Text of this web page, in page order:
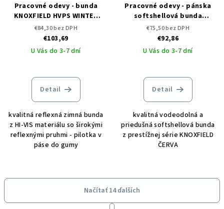
Pracovné odevy - bunda
KNOXFIELD HVPS WINTER
PILOT CERVA
€84,30 bez DPH
€103,69
U Vás do 3-7 dní
Detail
kvalitná reflexná zimná bunda
z HI-VIS materiálu so širokými
reflexnými pruhmi - pilotka v
páse do gumy
Pracovné odevy - pánska
softshellová bunda
KNOXFIELD PRINTED ČERVA
€75,50 bez DPH
€92,86
U Vás do 3-7 dní
Detail
kvalitná vodeodolná a
priedušná softshellová bunda
z prestížnej série KNOXFIELD
ČERVA
Načítať 14 ďalších